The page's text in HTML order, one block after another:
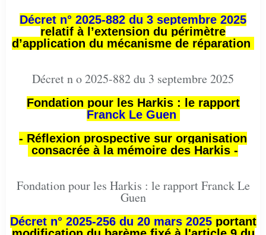
Décret n° 2025-882 du 3 septembre 2025
relatif à l’extension du périmètre
d’application du mécanisme de réparation
Décret n o 2025-882 du 3 septembre 2025
Fondation pour les Harkis : le rapport
Franck Le Guen
- Réflexion prospective sur organisation
consacrée à la mémoire des Harkis -
Fondation pour les Harkis : le rapport Franck Le
Guen
Décret n° 2025-256 du 20 mars 2025portant